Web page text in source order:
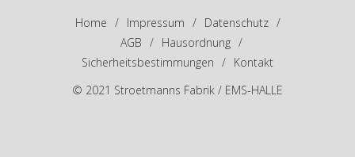
Home / Impressum / Datenschutz /
AGB / Hausordnung /
Sicherheitsbestimmungen / Kontakt
© 2021 Stroetmanns Fabrik / EMS-HALLE